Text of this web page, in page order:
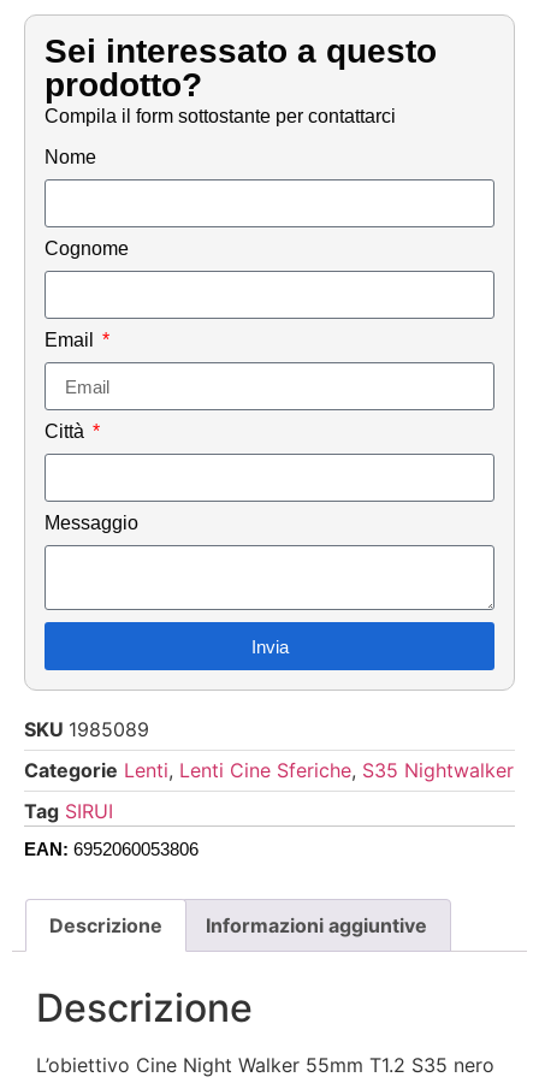
Sei interessato a questo
prodotto?
Compila il form sottostante per contattarci
Nome
Cognome
Email
Città
Messaggio
Invia
SKU 1985089
Categorie Lenti, Lenti Cine Sferiche, S35 Nightwalker
Tag SIRUI
EAN: 6952060053806
Descrizione Informazioni aggiuntive
Descrizione
L’obiettivo Cine Night Walker 55mm T1.2 S35 nero